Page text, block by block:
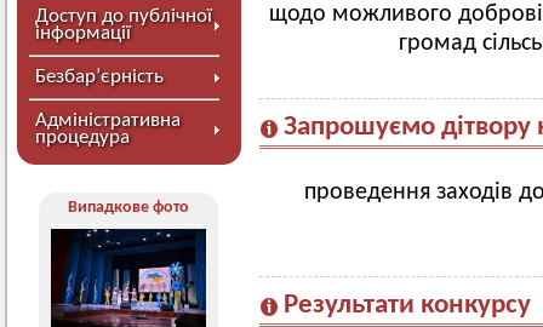
Доступ до публічної
інформації
Безбар’єрність
Адміністративна
процедура
Випадкове фото
щодо можливого
громад
Запрошуємо дітвору
проведення заходів
Результати конкурсу